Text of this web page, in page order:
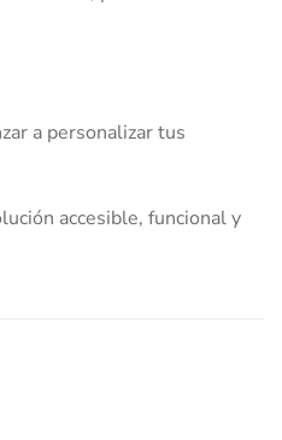
a personalizar tus
accesible, funcional y